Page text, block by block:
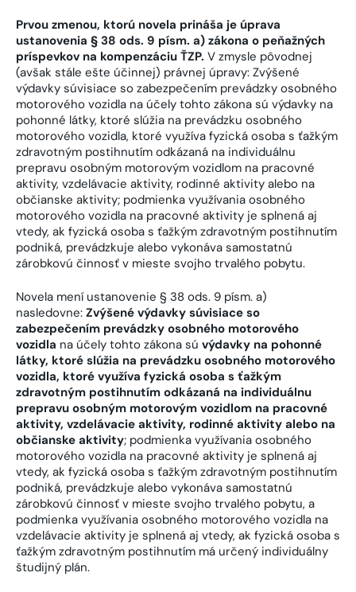
Prvou zmenou, ktorú novela prináša je úprava
ustanovenia § 38 ods. 9 písm. a) zákona o peňažných
príspevkov na kompenzáciu ŤZP. V zmysle pôvodnej
(avšak stále ešte účinnej) právnej úpravy: Zvýšené
výdavky súvisiace so zabezpečením prevádzky osobného
motorového vozidla na účely tohto zákona sú výdavky na
pohonné látky, ktoré slúžia na prevádzku osobného
motorového vozidla, ktoré využíva fyzická osoba s ťažkým
zdravotným postihnutím odkázaná na individuálnu
prepravu osobným motorovým vozidlom na pracovné
aktivity, vzdelávacie aktivity, rodinné aktivity alebo na
občianske aktivity; podmienka využívania osobného
motorového vozidla na pracovné aktivity je splnená aj
vtedy, ak fyzická osoba s ťažkým zdravotným postihnutím
podniká, prevádzkuje alebo vykonáva samostatnú
zárobkovú činnosť v mieste svojho trvalého pobytu.
Novela mení ustanovenie § 38 ods. 9 písm. a)
nasledovne: Zvýšené výdavky súvisiace so
zabezpečením prevádzky osobného motorového
vozidla na účely tohto zákona sú výdavky na pohonné
látky, ktoré slúžia na prevádzku osobného motorového
vozidla, ktoré využíva fyzická osoba s ťažkým
zdravotným postihnutím odkázaná na individuálnu
prepravu osobným motorovým vozidlom na pracovné
aktivity, vzdelávacie aktivity, rodinné aktivity alebo na
občianske aktivity; podmienka využívania osobného
motorového vozidla na pracovné aktivity je splnená aj
vtedy, ak fyzická osoba s ťažkým zdravotným postihnutím
podniká, prevádzkuje alebo vykonáva samostatnú
zárobkovú činnosť v mieste svojho trvalého pobytu, a
podmienka využívania osobného motorového vozidla na
vzdelávacie aktivity je splnená aj vtedy, ak fyzická osoba s
ťažkým zdravotným postihnutím má určený individuálny
študijný plán.